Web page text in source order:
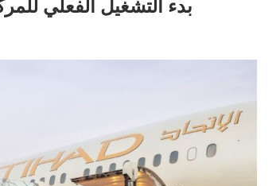
بدء التشغيل الفعلي